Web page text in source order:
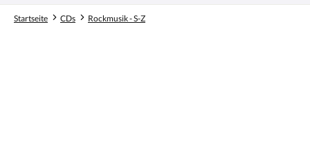
Startseite CDs Rockmusik - S-Z